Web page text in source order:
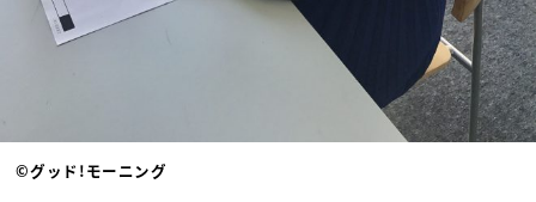
©グッド!モーニング